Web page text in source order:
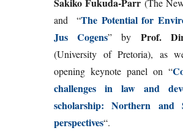
Sakiko Fukuda-Parr (The
and “The Potential for
Jus Cogens” by Prof.
(University of Pretoria), as
opening keynote panel on “
challenges in law and
scholarship: Northern and
perspectives“.